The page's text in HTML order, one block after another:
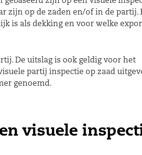
zijn op de zaden en/of in de partij.
is als dekking en voor welke
De uitslag is ook geldig voor het
partij inspectie op zaad
genoemd.
visuele